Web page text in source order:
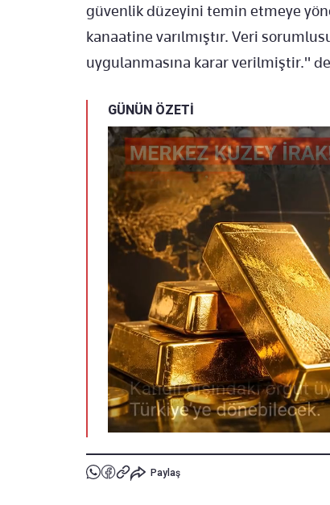
güvenlik düzeyini temin etmeye
kanaatine varılmıştır. Veri
uygulanmasına karar verilmiştir."
GÜNÜN ÖZETİ
Paylaş